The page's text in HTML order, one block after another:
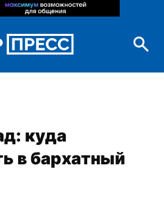
куда
в бархатный